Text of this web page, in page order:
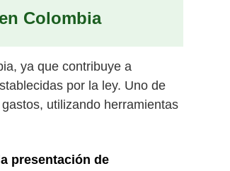
Colombia
ya que contribuye a
por la ley. Uno de
utilizando herramientas
presentación de